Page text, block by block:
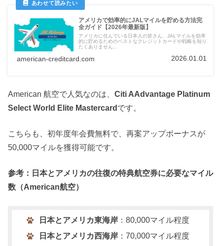
アメリカで効率的にJALマイルを貯める方法完
全ガイド【2026年最新版】
アメリカに住んでいる日本人の皆さん、JALマイルを効率
的に貯めるためのベストなクレジットカードや戦略を知り
たくありません...
american-creditcard.com 2026.01.01
American 航空で人気なのは、 Citi AAdvantage Platinum
Select World Elite Mastercard です。
こちらも、初年度年会費無料で、再案アップボーナスが
50,000マイルを獲得可能です。
参考：日本とアメリカの往復の特典航空券に必要なマイル
数（American航空）
日本とアメリカ東海岸：80,000マイル程度
日本とアメリカ西海岸：70,000マイル程度